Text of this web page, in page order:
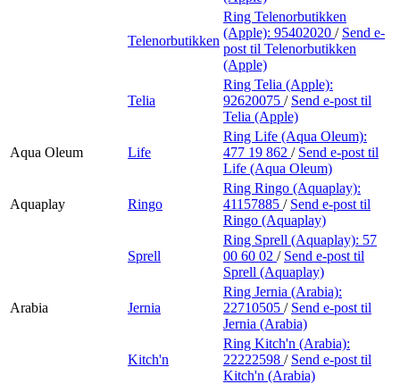
Telenorbutikken
Ring Telenorbutikken
(Apple): 95402020 / Send e-
post til Telenorbutikken
(Apple)
Telia
Ring Telia (Apple):
92620075 / Send e-post til
Telia (Apple)
Aqua Oleum Life
Ring Life (Aqua Oleum):
477 19 862 / Send e-post til
Life (Aqua Oleum)
Aquaplay Ringo
Ring Ringo (Aquaplay):
41157885 / Send e-post til
Ringo (Aquaplay)
Sprell
Ring Sprell (Aquaplay): 57
00 60 02 / Send e-post til
Sprell (Aquaplay)
Arabia Jernia
Ring Jernia (Arabia):
22710505 / Send e-post til
Jernia (Arabia)
Kitch'n
Ring Kitch'n (Arabia):
22222598 / Send e-post til
Kitch'n (Arabia)